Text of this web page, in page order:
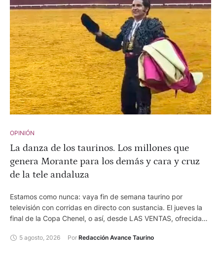
OPINIÓN
La danza de los taurinos. Los millones que
genera Morante para los demás y cara y cruz
de la tele andaluza
Estamos como nunca: vaya fin de semana taurino por
televisión con corridas en directo con sustancia. El jueves la
final de la Copa Chenel, o así, desde LAS VENTAS, ofrecida
después de 50 años y el sábado desde EL PUERTO con su
5 agosto, 2026 Por Redacción Avance Taurino